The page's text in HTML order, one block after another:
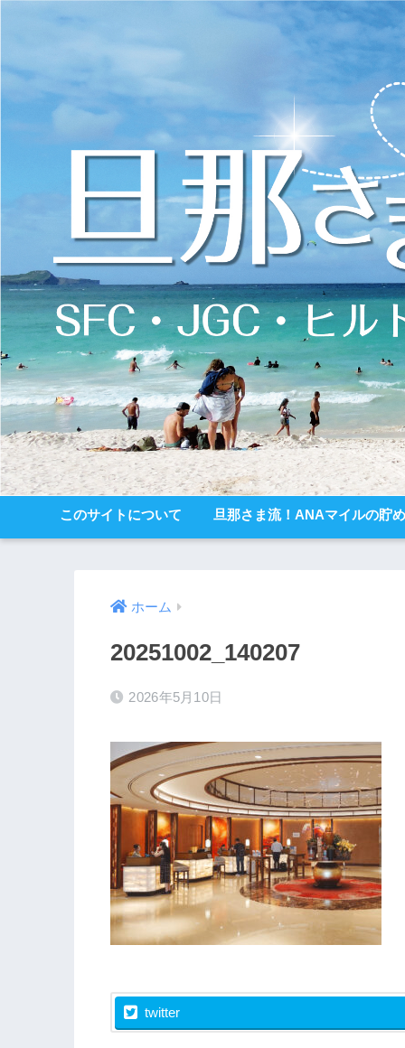
このサイトについて 旦那さま流！ANAマイルの貯
ホーム
20251002_140207
2026年5月10日
twitter